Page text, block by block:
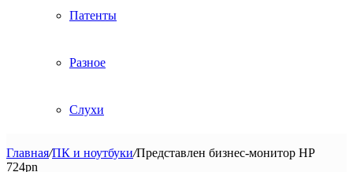
Патенты
Разное
Слухи
Главная/ПК и ноутбуки/Представлен бизнес-монитор HP
724pn